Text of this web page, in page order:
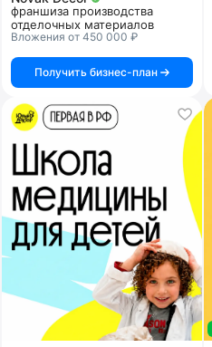
франшиза производства
отделочных материалов
Вложения от 450 000 ₽
Получить бизнес-план